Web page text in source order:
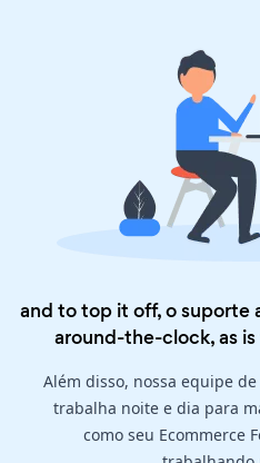
and to top it off, o suporte
around-the-clock, as
Além disso, nossa equipe
trabalha noite e dia para
como seu Ecommerce